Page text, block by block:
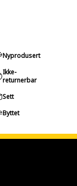
Nyprodusert
Ikke-
returnerbar
Sett
Byttet